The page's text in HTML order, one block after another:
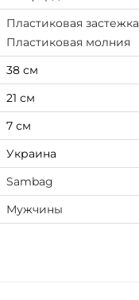
Пластиковая застежка
Пластиковая молния
38 см
21 см
7 см
Украина
Sambag
Мужчины